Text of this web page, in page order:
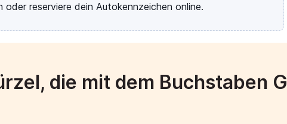
reserviere dein Autokennzeichen online.
die mit dem Buchstaben G